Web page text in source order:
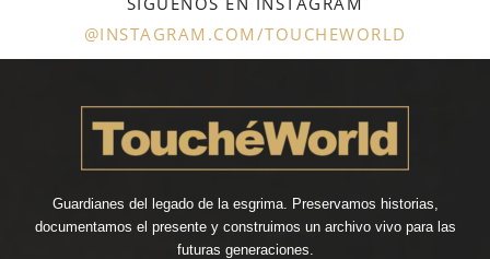
@INSTAGRAM.COM/TOUCHEWORLD
Guardianes del legado de la esgrima. Preservamos historias,
documentamos el presente y construimos un archivo vivo para las
futuras generaciones.